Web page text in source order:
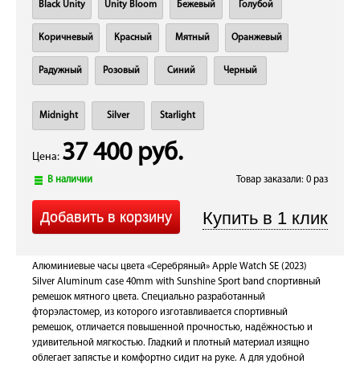
Black Unity Unity Bloom Бежевый Голубой
Коричневый Красный Мятный Оранжевый
Радужный Розовый Синий Черный
Midnight Silver Starlight
Цена: 37 400 руб.
В наличии Товар заказали: 0 раз
Алюминиевые часы цвета «Серебряный» Apple Watch SE (2023)
Silver Aluminum case 40mm with Sunshine Sport band спортивный
ремешок мятного цвета. Специально разработанный
фторэластомер, из которого изготавливается спортивный
ремешок, отличается повышенной прочностью, надёжностью и
удивительной мягкостью. Гладкий и плотный материал изящно
облегает запястье и комфортно сидит на руке. А для удобной